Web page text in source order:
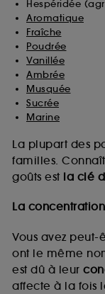
Hespéridée
Aromatique
Fraîche
Poudrée
Vanillée
Ambrée
Musquée
Sucrée
Marine
La plupart des
familles.
goûts est la clé
La
Vous avez
ont le même
est dû à leur
affecte à la fois